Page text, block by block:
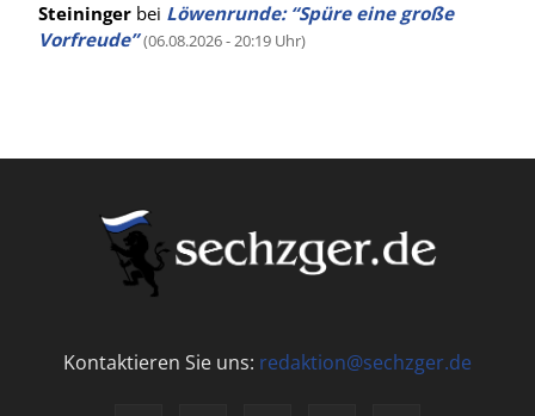
Steininger bei Löwenrunde: “Spüre eine große
Vorfreude” (06.08.2026 - 20:19 Uhr)
Kontaktieren Sie uns: redaktion@sechzger.de